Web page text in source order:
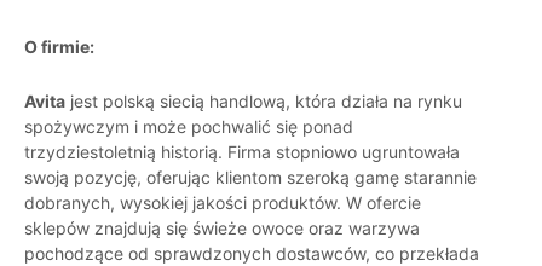
O firmie:
Avita jest polską siecią handlową, która działa na rynku
spożywczym i może pochwalić się ponad
trzydziestoletnią historią. Firma stopniowo ugruntowała
swoją pozycję, oferując klientom szeroką gamę starannie
dobranych, wysokiej jakości produktów. W ofercie
sklepów znajdują się świeże owoce oraz warzywa
pochodzące od sprawdzonych dostawców, co przekłada